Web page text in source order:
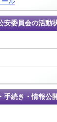
安委員会の活動
手続き・情報公